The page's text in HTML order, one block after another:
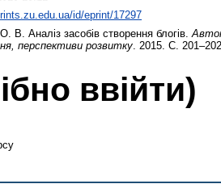
id/eprint/17297
В. Аналіз засобів створення блогів.
перспективи розвитку . 2015. С.
ввійти)